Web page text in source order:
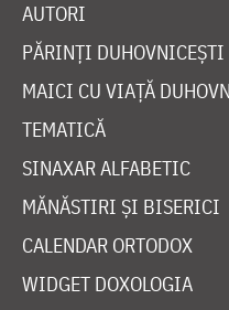
AUTORI
PĂRINȚI DUHOVNICEȘTI
MAICI CU VIAȚĂ
TEMATICĂ
SINAXAR ALFABETIC
MĂNĂSTIRI ȘI BISERICI
CALENDAR ORTODOX
WIDGET DOXOLOGIA